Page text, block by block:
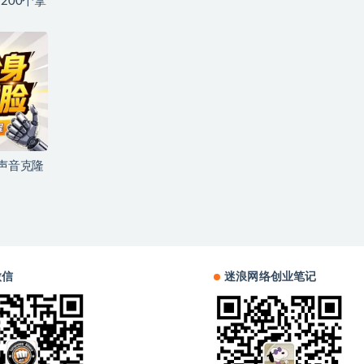
音克隆
迷浪网络创业笔记